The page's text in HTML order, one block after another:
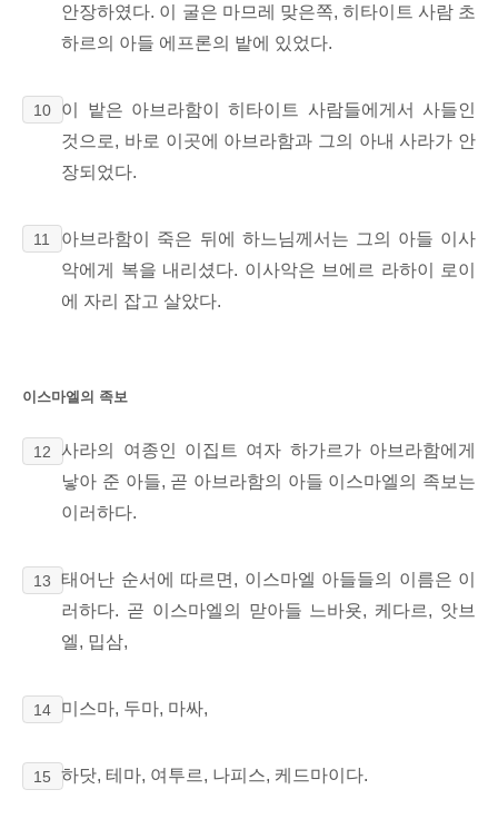
안장하였다. 이 굴은 마므레 맞은쪽, 히타이트 사람 초
하르의 아들 에프론의 밭에 있었다.
10
이 밭은 아브라함이 히타이트 사람들에게서 사들인
것으로, 바로 이곳에 아브라함과 그의 아내 사라가 안
장되었다.
11
아브라함이 죽은 뒤에 하느님께서는 그의 아들 이사
악에게 복을 내리셨다. 이사악은 브에르 라하이 로이
에 자리 잡고 살았다.
이스마엘의 족보
12
사라의 여종인 이집트 여자 하가르가 아브라함에게
낳아 준 아들, 곧 아브라함의 아들 이스마엘의 족보는
이러하다.
13 태어난 순서에 따르면, 이스마엘 아들들의 이름은 이
러하다. 곧 이스마엘의 맏아들 느바욧, 케다르, 앗브
엘, 밉삼,
14 미스마, 두마, 마싸,
15 하닷, 테마, 여투르, 나피스, 케드마이다.